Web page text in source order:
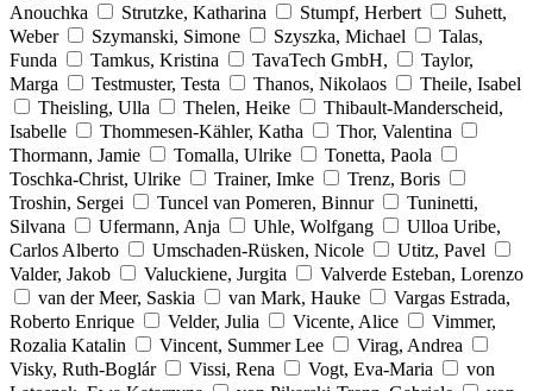
Anouchka
Strutzke, Katharina Stumpf, Herbert
Suhett,
Weber
Szymanski, Simone Szyszka, Michael
Talas,
Funda
Tamkus, Kristina TavaTech GmbH,
Taylor,
Marga
Testmuster, Testa Thanos, Nikolaos
Theile, Isabel
Theisling, Ulla
Thelen, Heike
Thibault-Manderscheid,
Isabelle
Thommesen-Kähler, Katha
Thor, Valentina
Thormann, Jamie
Tomalla, Ulrike
Tonetta, Paola
Toschka-Christ, Ulrike
Trainer, Imke
Trenz, Boris
Troshin, Sergei
Tuncel van Pomeren, Binnur
Tuninetti,
Silvana
Ufermann, Anja Uhle, Wolfgang
Ulloa Uribe,
Carlos Alberto
Umschaden-Rüsken, Nicole
Utitz, Pavel
Valder, Jakob
Valuckiene, Jurgita
Valverde Esteban, Lorenzo
van der Meer, Saskia
van Mark, Hauke
Vargas Estrada,
Roberto Enrique
Velder, Julia Vicente, Alice
Vimmer,
Rozalia Katalin
Vincent, Summer Lee
Virag, Andrea
Visky, Ruth-Boglár
Vissi, Rena Vogt, Eva-Maria
von